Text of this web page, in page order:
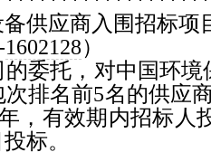
供应商入围招标项
1602128）
委托，对中国环
排名前5名的供应
，有效期内招标人
标。